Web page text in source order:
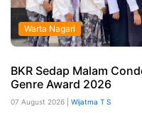
Warta Nagari
BKR Sedap Malam
Genre Award 2026
07 August 2026 | Wijatma T S